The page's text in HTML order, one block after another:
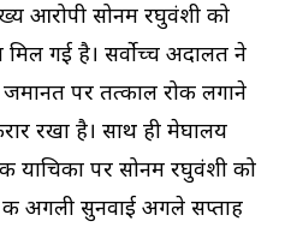
आरोपी सोनम रघुवंशी को
मिल गई है। सर्वोच्च अदालत ने
जमानत पर तत्काल रोक लगाने
रखा है। साथ ही मेघालय
याचिका पर सोनम रघुवंशी को
की अगली सुनवाई अगले सप्ताह